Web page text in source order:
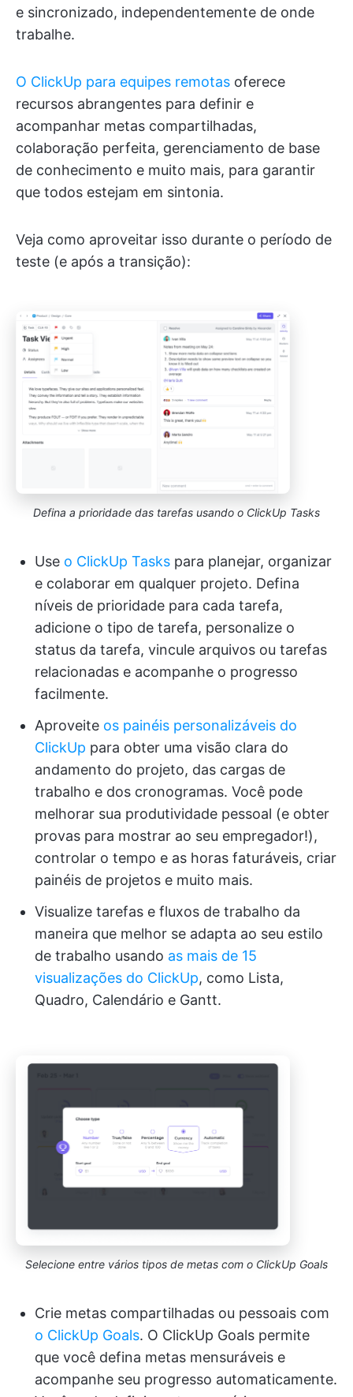
e sincronizado, independentemente de onde
trabalhe.
O ClickUp para equipes remotas oferece
recursos abrangentes para definir e
acompanhar metas compartilhadas,
colaboração perfeita, gerenciamento de base
de conhecimento e muito mais, para garantir
que todos estejam em sintonia.
Veja como aproveitar isso durante o período de
teste (e após a transição):
Defina a prioridade das tarefas usando o ClickUp Tasks
Use o ClickUp Tasks para planejar, organizar
e colaborar em qualquer projeto. Defina
níveis de prioridade para cada tarefa,
adicione o tipo de tarefa, personalize o
status da tarefa, vincule arquivos ou tarefas
relacionadas e acompanhe o progresso
facilmente.
Aproveite os painéis personalizáveis do
ClickUp para obter uma visão clara do
andamento do projeto, das cargas de
trabalho e dos cronogramas. Você pode
melhorar sua produtividade pessoal (e obter
provas para mostrar ao seu empregador!),
controlar o tempo e as horas faturáveis, criar
painéis de projetos e muito mais.
Visualize tarefas e fluxos de trabalho da
maneira que melhor se adapta ao seu estilo
de trabalho usando as mais de 15
visualizações do ClickUp, como Lista,
Quadro, Calendário e Gantt.
Selecione entre vários tipos de metas com o ClickUp Goals
Crie metas compartilhadas ou pessoais com
o ClickUp Goals. O ClickUp Goals permite
que você defina metas mensuráveis e
acompanhe seu progresso automaticamente.